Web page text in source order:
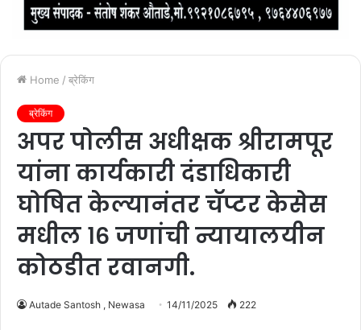
Home / ब्रेकिंग
ब्रेकिंग
अपर पोलीस अधीक्षक श्रीरामपूर
यांना कार्यकारी दंडाधिकारी
घोषित केल्यानंतर चॅप्टर केसेस
मधील १६ जणांची न्यायालयीन
कोठडीत रवानगी.
Autade Santosh , Newasa 14/11/2025 222